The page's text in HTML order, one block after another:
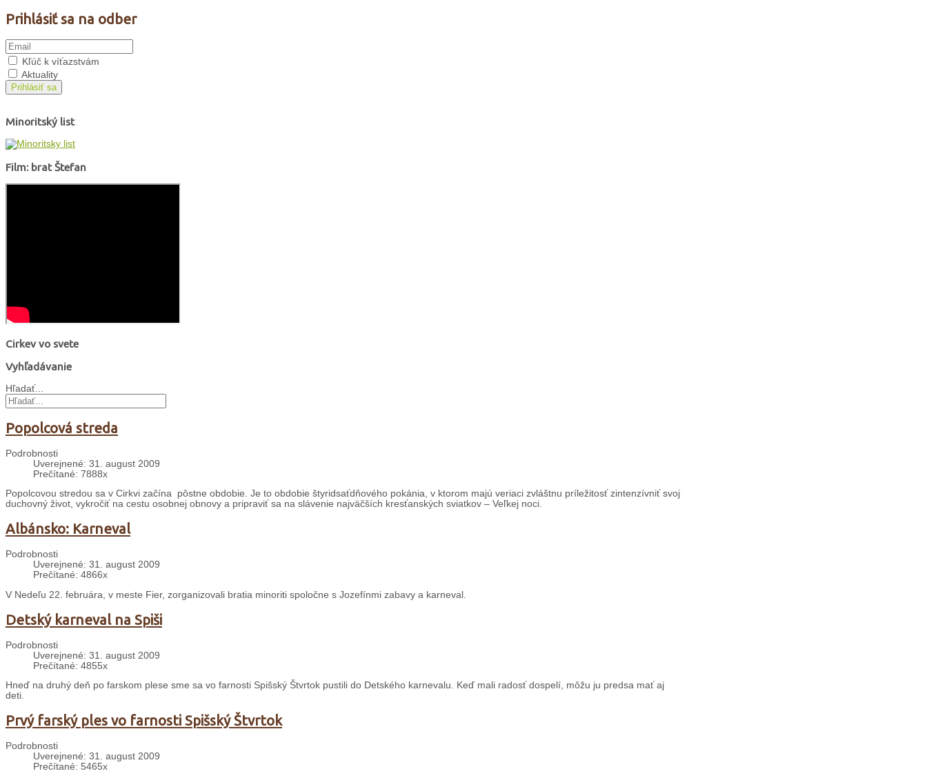
Prihlásiť sa na odber
Kľúč k víťazstvám
Aktuality
Prihlásiť sa
Minoritský list
Film: brat Štefan
Cirkev vo svete
Vyhľadávanie
Hľadať...
Popolcová streda
Podrobnosti
Uverejnené: 31. august 2009
Prečítané: 7888x
Popolcovou stredou sa v Cirkvi začína pôstne obdobie. Je to obdobie štyridsaťdňového pokánia, v ktorom majú veriaci zvláštnu príležitosť zintenzívniť svoj
duchovný život, vykročiť na cestu osobnej obnovy a pripraviť sa na slávenie najväčších kresťanských sviatkov – Veľkej noci.
Albánsko: Karneval
Podrobnosti
Uverejnené: 31. august 2009
Prečítané: 4866x
V Nedeľu 22. februára, v meste Fier, zorganizovali bratia minoriti spoločne s Jozefínmi zabavy a karneval.
Detský karneval na Spiši
Podrobnosti
Uverejnené: 31. august 2009
Prečítané: 4855x
Hneď na druhý deň po farskom plese sme sa vo farnosti Spišský Štvrtok pustili do Detského karnevalu. Keď mali radosť dospelí, môžu ju predsa mať aj
deti.
Prvý farský ples vo farnosti Spišský Štvrtok
Podrobnosti
Uverejnené: 31. august 2009
Prečítané: 5465x